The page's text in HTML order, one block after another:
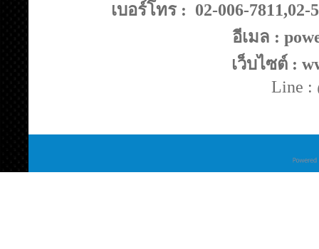
เบอร์โทร : 02-006-
อีเมล :
เว็บไซต์ :
Line :